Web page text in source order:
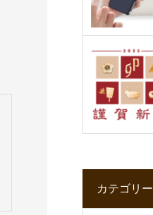
カテゴリー